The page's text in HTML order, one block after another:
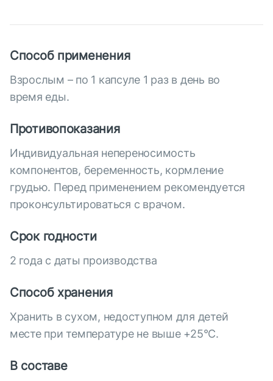
Способ применения
Взрослым – по 1 капсуле 1 раз в день во
время еды.
Противопоказания
Индивидуальная непереносимость
компонентов, беременность, кормление
грудью. Перед применением рекомендуется
проконсультироваться с врачом.
Срок годности
2 года с даты производства
Способ хранения
Хранить в сухом, недоступном для детей
месте при температуре не выше +25°С.
В составе